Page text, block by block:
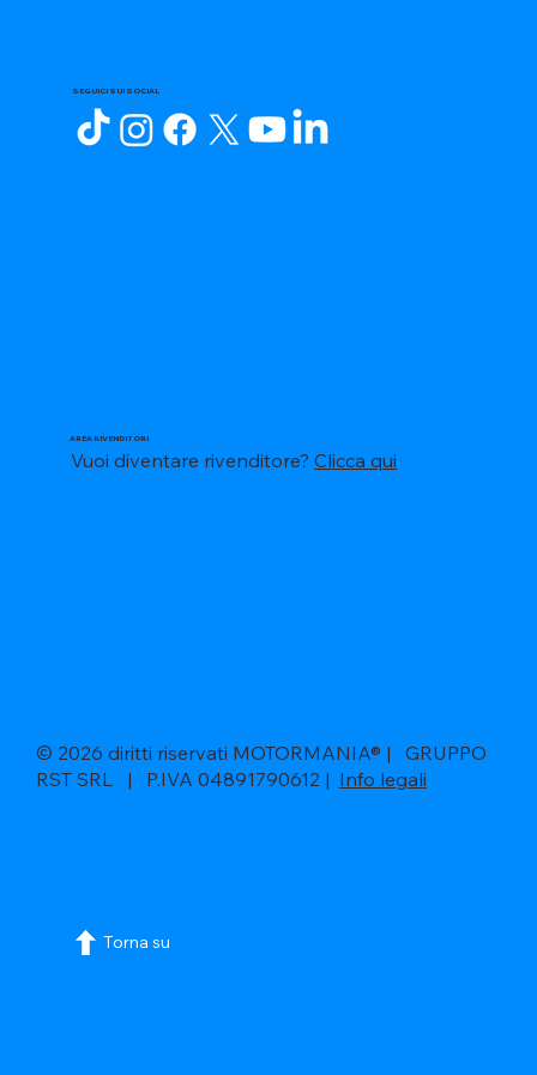
SEGUICI SUI SOCIAL
AREA RIVENDITORI
Vuoi diventare rivenditore?Clicca qui
© 2026 diritti riservati MOTORMANIA® | GRUPPO
RST SRL | P.IVA 04891790612 | Info legali
Torna su